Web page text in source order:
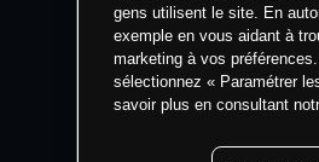
gens utilisent le site. En
exemple en vous aidant à
marketing à vos
sélectionnez « Paramétrer
savoir plus en consultant